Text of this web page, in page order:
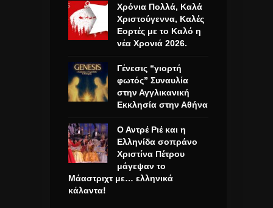
Χρόνια Πολλά, Καλά
Χριστούγεννα, Καλές
Εορτές με το Καλό η
νέα Χρονιά 2026.
Γένεσις “γιορτή
φωτός” Συναυλία
στην Αγγλικανική
Εκκλησία στην Αθήνα
Ο Αντρέ Ριέ και η
Ελληνίδα σοπράνο
Χριστίνα Πέτρου
μάγεψαν το
Μάαστριχτ με… ελληνικά
κάλαντα!